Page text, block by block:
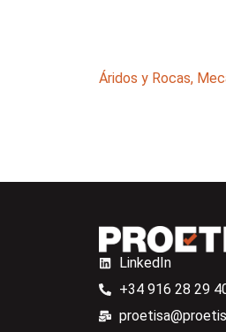
Áridos y Rocas,
LinkedIn
+34 916 28 29